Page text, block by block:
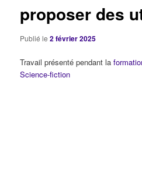
proposer des
Publié le2 février 2025
Travail présenté pendant la
Science-fiction